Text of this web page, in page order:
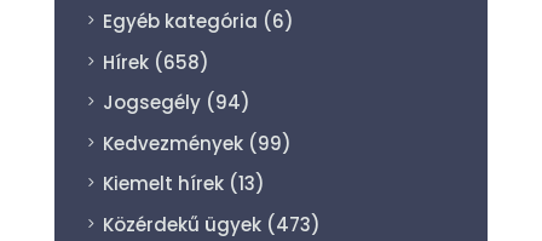
Egyéb kategória (6)
Hírek (658)
Jogsegély (94)
Kedvezmények (99)
Kiemelt hírek (13)
Közérdekű ügyek (473)